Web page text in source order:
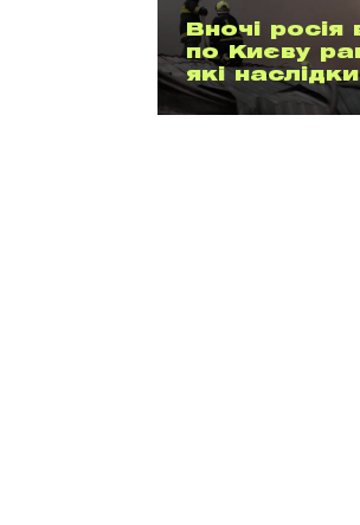
Вночі росія
по Києву
які наслідки